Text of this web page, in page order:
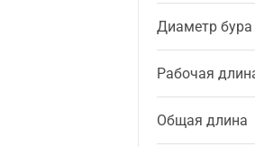
Диаметр бура
Рабочая
Общая длина